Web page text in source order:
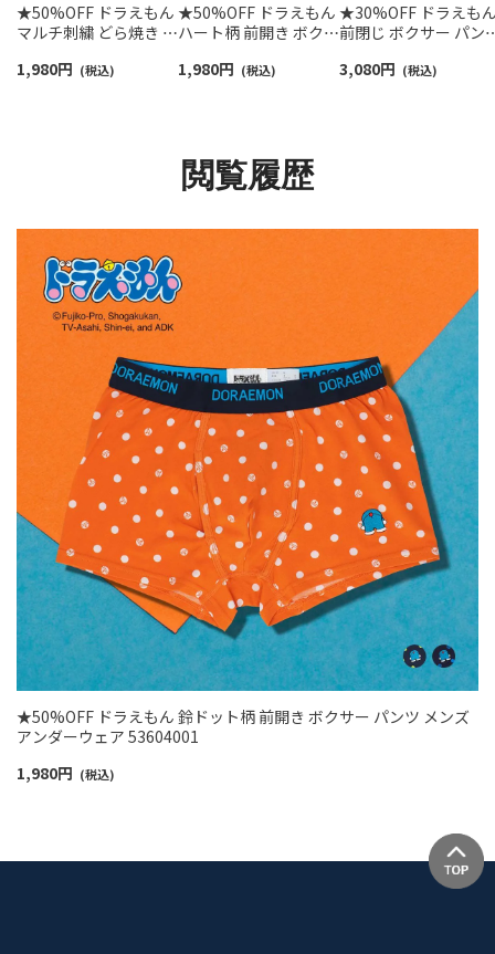
★50%OFF ドラえもん
マルチ刺繍 どら焼き 前
メンズ アンダーウェア
1,980円 (税込)
★50%OFF ドラえもん
ハート柄 前開き ボクサ
ダーウェア 53604002
1,980円 (税込)
★30%OFF ドラえも
前閉じ ボクサー パン
3,080円 (税込)
閲覧履歴
★50%OFF ドラえもん 鈴ドット柄 前開き ボクサー パンツ メンズ
アンダーウェア 53604001
1,980円 (税込)